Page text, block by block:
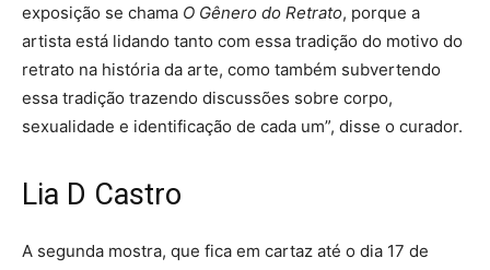
exposição se chama O Gênero do Retrato, porque a
artista está lidando tanto com essa tradição do motivo do
retrato na história da arte, como também subvertendo
essa tradição trazendo discussões sobre corpo,
sexualidade e identificação de cada um”, disse o curador.
Lia D Castro
A segunda mostra, que fica em cartaz até o dia 17 de